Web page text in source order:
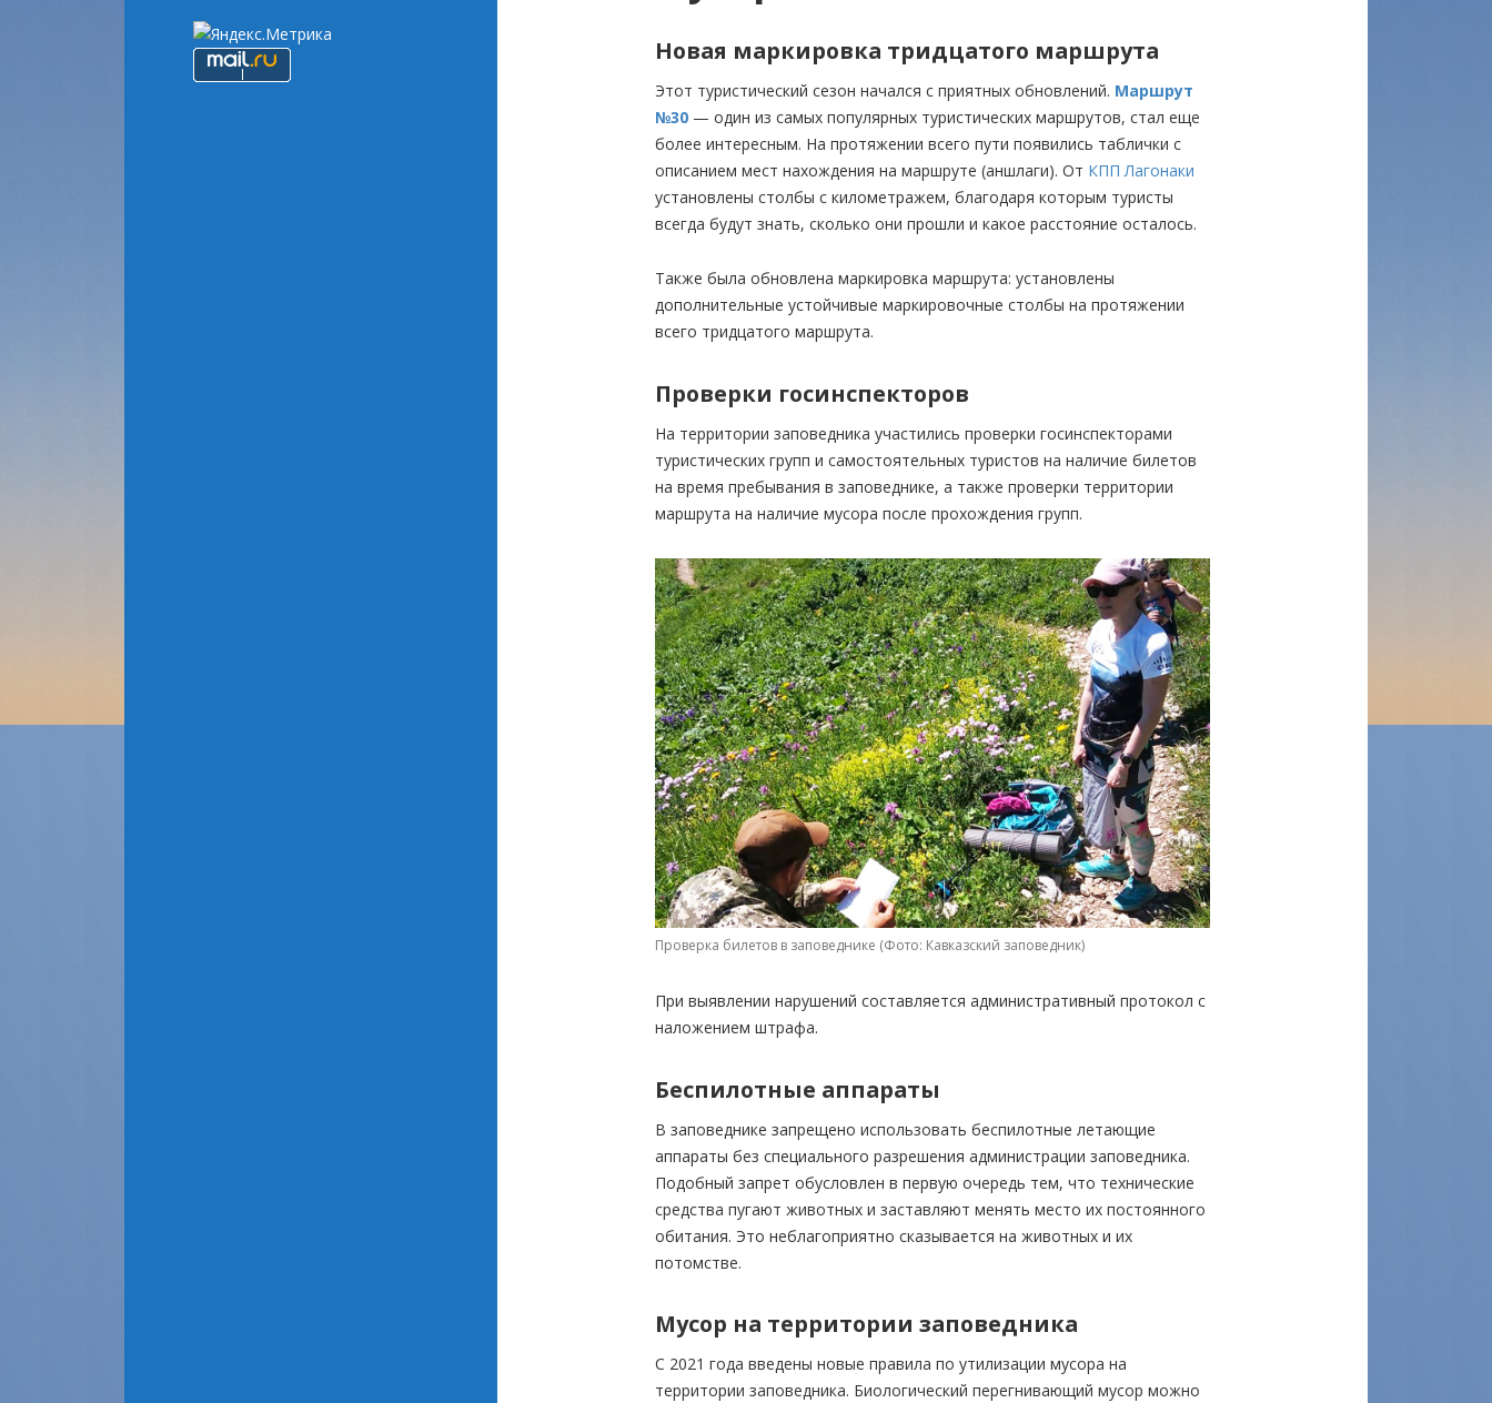
Новая маркировка тридцатого маршрута
Этот туристический сезон начался с приятных обновлений. Маршрут
№30 — один из самых популярных туристических маршрутов, стал еще
более интересным. На протяжении всего пути появились таблички с
описанием мест нахождения на маршруте (аншлаги). От КПП Лагонаки
установлены столбы с километражем, благодаря которым туристы
всегда будут знать, сколько они прошли и какое расстояние осталось.
Также была обновлена маркировка маршрута: установлены
дополнительные устойчивые маркировочные столбы на протяжении
всего тридцатого маршрута.
Проверки госинспекторов
На территории заповедника участились проверки госинспекторами
туристических групп и самостоятельных туристов на наличие билетов
на время пребывания в заповеднике, а также проверки территории
маршрута на наличие мусора после прохождения групп.
Проверка билетов в заповеднике (Фото: Кавказский заповедник)
При выявлении нарушений составляется административный протокол с
наложением штрафа.
Беспилотные аппараты
В заповеднике запрещено использовать беспилотные летающие
аппараты без специального разрешения администрации заповедника.
Подобный запрет обусловлен в первую очередь тем, что технические
средства пугают животных и заставляют менять место их постоянного
обитания. Это неблагоприятно сказывается на животных и их
потомстве.
Мусор на территории заповедника
С 2021 года введены новые правила по утилизации мусора на
территории заповедника. Биологический перегнивающий мусор можно